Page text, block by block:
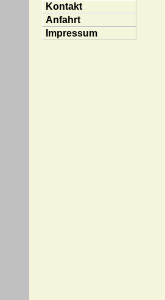
Kontakt
Anfahrt
Impressum